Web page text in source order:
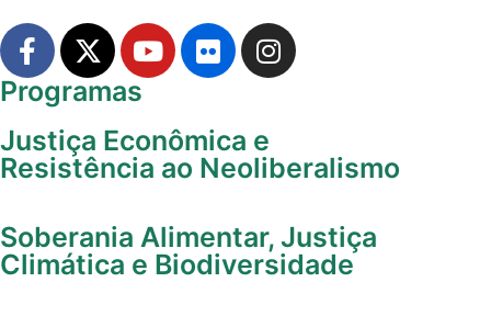
Programas
Justiça Econômica e
Resistência ao Neoliberalismo
Soberania Alimentar, Justiça
Climática e Biodiversidade